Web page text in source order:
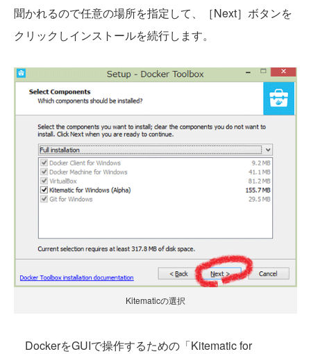
聞かれるので任意の場所を指定して、［Next］ボタンを
クリックしインストールを続行します。
Kitematicの選択
DockerをGUIで操作するための「Kitematic for